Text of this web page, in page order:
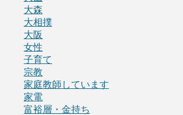
大森
大相撲
大阪
女性
子育て
宗教
家庭教師しています
家電
富裕層・金持ち